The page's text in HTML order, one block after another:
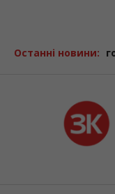
Останні новини:
паливної